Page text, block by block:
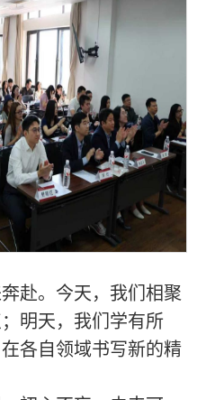
赴。今天，我们相聚
明天，我们学有所
在各自领域书写新的精